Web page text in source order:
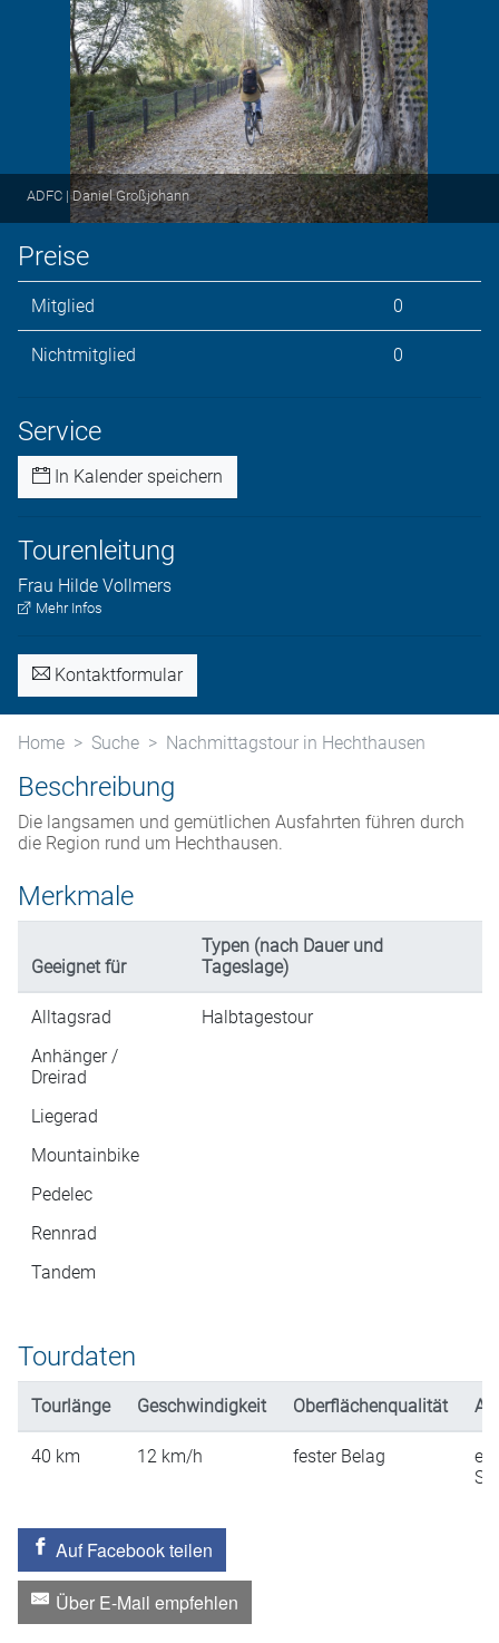
ADFC | Daniel Großjohann
Preise
Mitglied 0
Nichtmitglied 0
Service
In Kalender speichern
Tourenleitung
Frau Hilde Vollmers
Mehr Infos
Kontaktformular
Home Suche Nachmittagstour in Hechthausen
Beschreibung
Die langsamen und gemütlichen Ausfahrten führen durch
die Region rund um Hechthausen.
Merkmale
Geeignet für
Typen (nach Dauer und
Tageslage)
Alltagsrad
Anhänger /
Dreirad
Liegerad
Mountainbike
Pedelec
Rennrad
Tandem
Halbtagestour
Tourdaten
Tourlänge Geschwindigkeit Oberflächenqualität
40 km 12 km/h fester Belag
Auf Facebook teilen
Über E-Mail empfehlen